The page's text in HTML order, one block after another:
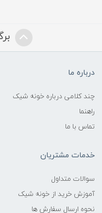
درباره ما
چند کلامی درباره خونه شیک
راهنما
تماس با ما
خدمات مشتریان
سوالات متداول
آموزش خرید از خونه شیک
نحوه ارسال سفارش ها